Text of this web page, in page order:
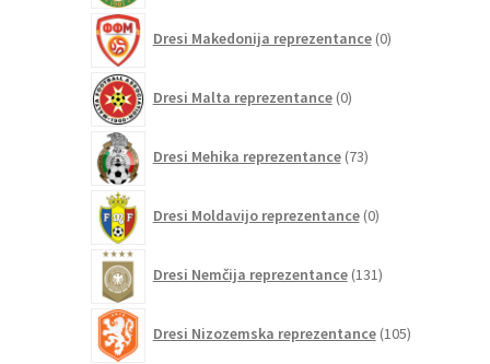
Dresi Makedonija reprezentance 0izdelkov
Dresi Malta reprezentance 0izdelkov
Dresi Mehika reprezentance 73izdelkov
Dresi Moldavijo reprezentance 0izdelkov
Dresi Nemčija reprezentance 131izdelkov
Dresi Nizozemska reprezentance 105izdelkov